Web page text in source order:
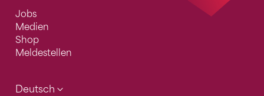
Jobs
Medien
Shop
Meldestellen
Deutsch